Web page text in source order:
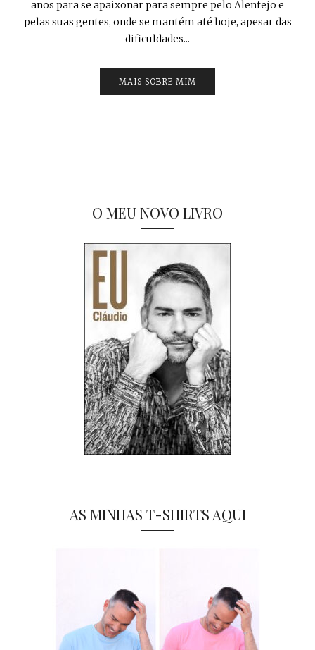
anos para se apaixonar para sempre pelo Alentejo e
pelas suas gentes, onde se mantém até hoje, apesar das
dificuldades...
MAIS SOBRE MIM
O MEU NOVO LIVRO
AS MINHAS T-SHIRTS AQUI